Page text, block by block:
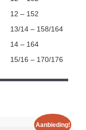
12 – 152
13/14 – 158/164
14 – 164
15/16 – 170/176
Aanbieding!